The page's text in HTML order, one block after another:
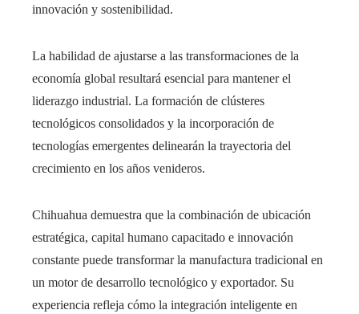
innovación y sostenibilidad.
La habilidad de ajustarse a las transformaciones de la
economía global resultará esencial para mantener el
liderazgo industrial. La formación de clústeres
tecnológicos consolidados y la incorporación de
tecnologías emergentes delinearán la trayectoria del
crecimiento en los años venideros.
Chihuahua demuestra que la combinación de ubicación
estratégica, capital humano capacitado e innovación
constante puede transformar la manufactura tradicional en
un motor de desarrollo tecnológico y exportador. Su
experiencia refleja cómo la integración inteligente en